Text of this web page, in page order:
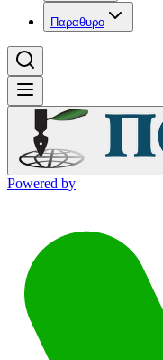
Παραθυρο
Powered by